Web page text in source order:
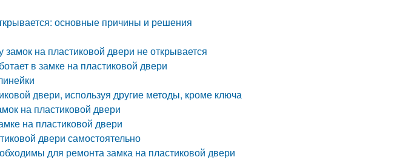
основные причины и решения
на пластиковой двери не открывается
в замке на пластиковой двери
двери, используя другие методы, кроме ключа
на пластиковой двери
на пластиковой двери
двери самостоятельно
для ремонта замка на пластиковой двери